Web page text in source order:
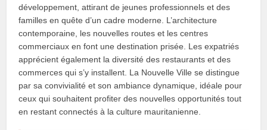
développement, attirant de jeunes professionnels et des
familles en quête d’un cadre moderne. L’architecture
contemporaine, les nouvelles routes et les centres
commerciaux en font une destination prisée. Les expatriés
apprécient également la diversité des restaurants et des
commerces qui s’y installent. La Nouvelle Ville se distingue
par sa convivialité et son ambiance dynamique, idéale pour
ceux qui souhaitent profiter des nouvelles opportunités tout
en restant connectés à la culture mauritanienne.